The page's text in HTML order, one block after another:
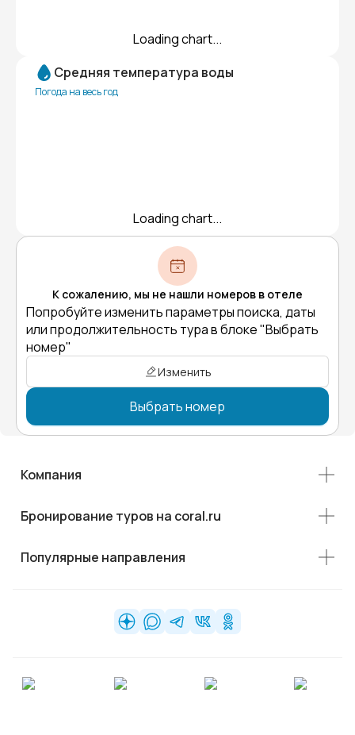
Loading chart...
Средняя температура воды
Погода на весь год
Loading chart...
К сожалению, мы не нашли номеров в отеле
Попробуйте изменить параметры поиска, даты
или продолжительность тура в блоке "Выбрать
номер"
Изменить
Выбрать номер
Компания
Бронирование туров на coral.ru
Популярные направления